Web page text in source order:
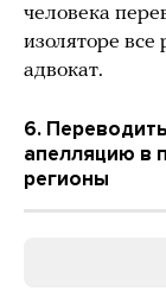
человека
изоляторе
адвокат.
6.
апелляцию в
регионы